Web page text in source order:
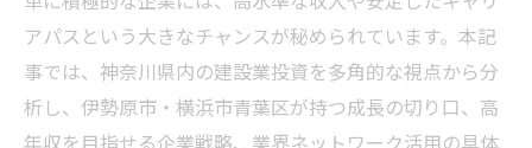
アパスという大きなチャンスが秘められています。本記
事では、神奈川県内の建設業投資を多角的な視点から分
析し、伊勢原市・横浜市青葉区が持つ成長の切り口、高
年収を目指せる企業戦略、業界ネットワーク活用の具体